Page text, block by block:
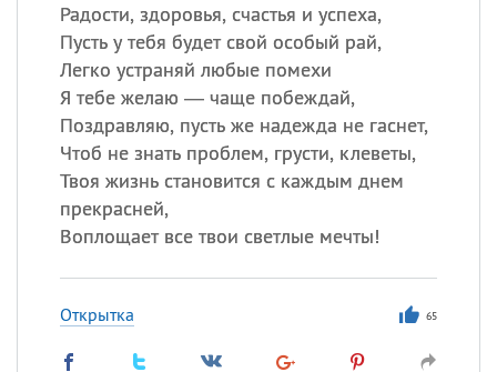
Радости, здоровья, счастья и успеха,
Пусть у тебя будет свой особый рай,
Легко устраняй любые помехи
Я тебе желаю — чаще побеждай,
Поздравляю, пусть же надежда не гаснет,
Чтоб не знать проблем, грусти, клеветы,
Твоя жизнь становится с каждым днем
прекрасней,
Воплощает все твои светлые мечты!
Открытка 65